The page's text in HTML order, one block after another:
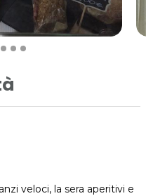
veloci, la sera aperitivi e